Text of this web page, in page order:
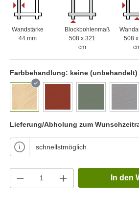
Wandstärke
44 mm
Blockbohlenmaß
508 x 321
cm
508
Farbbehandlung: keine (unbehandelt)
Lieferung/Abholung zum
In den